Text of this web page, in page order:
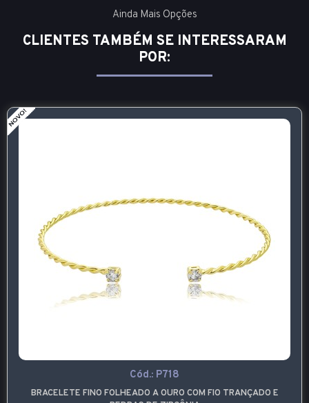
Ainda Mais Opções
CLIENTES TAMBÉM SE INTERESSARAM
POR:
Cód.: P718
BRACELETE FINO FOLHEADO A OURO COM FIO TRANÇADO E